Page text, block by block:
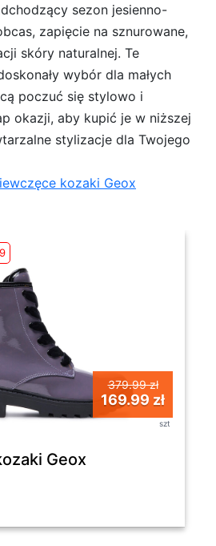
sezon jesienno-
zapięcie na sznurowane,
skóry naturalnej. Te
wybór dla małych
poczuć się stylowo i
okazji, aby kupić je w niższej
stylizacje dla Twojego
kozaki Geox
379.99 zł
169.99 zł
szt
Geox